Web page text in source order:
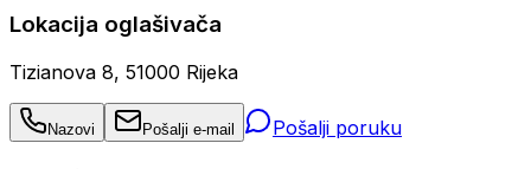
Lokacija oglašivača
Tizianova 8, 51000 Rijeka
Nazovi Pošalji e-mail Pošalji poruku